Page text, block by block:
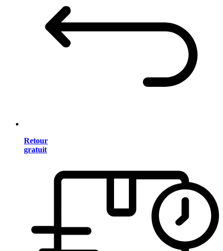
Retour
gratuit